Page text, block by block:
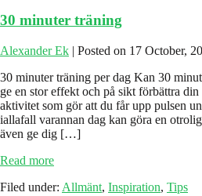
30 minuter träning
Alexander Ek | Posted on 17 October,
30 minuter träning per dag Kan 30
ge en stor effekt och på sikt förbättra
aktivitet som gör att du får upp pulsen
iallafall varannan dag kan göra en
även ge dig […]
Read more30
träning
Filed under: Allmänt, Inspiration, Tips